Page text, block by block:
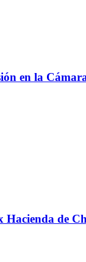
en la
de